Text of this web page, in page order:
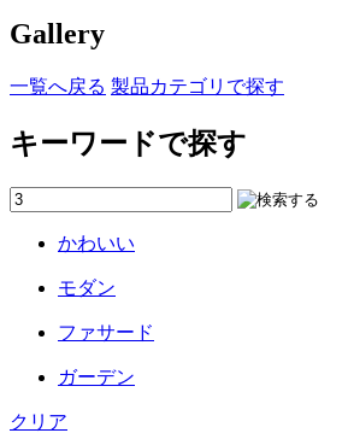
Gallery
一覧へ戻る 製品カテゴリで探す
キーワードで探す
かわいい
モダン
ファサード
ガーデン
クリア